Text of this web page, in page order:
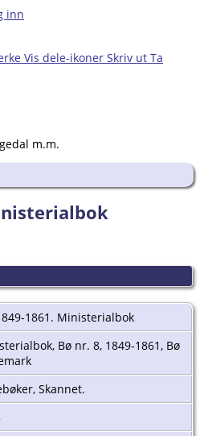
inn
Vis dele-ikoner Skriv ut Ta
m.m.
1861. Ministerialbok
Bø nr. 8, 1849-1861, Bø
Skannet.